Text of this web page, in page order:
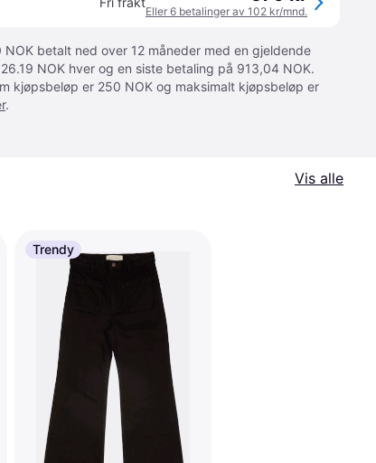
Eller 6 betalinger av 102 kr/mnd.
betalt ned over 12 måneder med en gjeldende
NOK hver og en siste betaling på 913,04 NOK.
kjøpsbeløp er 250 NOK og maksimalt kjøpsbeløp er
.
Vis alle
Trendy